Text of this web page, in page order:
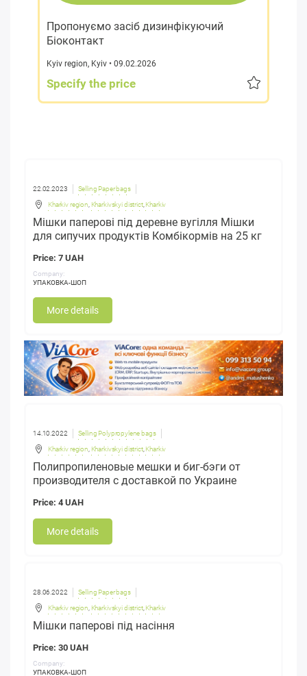
Пропонуємо засіб дизинфікуючий
Біоконтакт
Kyiv region, Kyiv • 09.02.2026
Specify the price
22.02.2023 Selling Paper bags
Kharkiv region Kharkivskyi district, Kharkiv
Мішки паперові під деревне вугілля Мішки
для сипучих продуктів Комбікормів на 25 кг
Price: 7 UAH
Company:
УПАКОВКА-ШОП
More details
14.10.2022 Selling Polypropylene bags
Kharkiv region, Kharkivskyi district,Kharkiv
Полипропиленовые мешки и биг-бэги от
производителя с доставкой по Украине
Price: 4 UAH
More details
28.06.2022 Selling Paper bags
Kharkiv region, Kharkivskyi district,Kharkiv
Мішки паперові під насіння
Price: 30 UAH
Company:
УПАКОВКА-ШОП